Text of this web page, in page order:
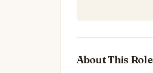
About This Role